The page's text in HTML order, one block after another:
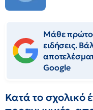
Μάθε
ειδήσεις.
Google
Κατά το σχολικό